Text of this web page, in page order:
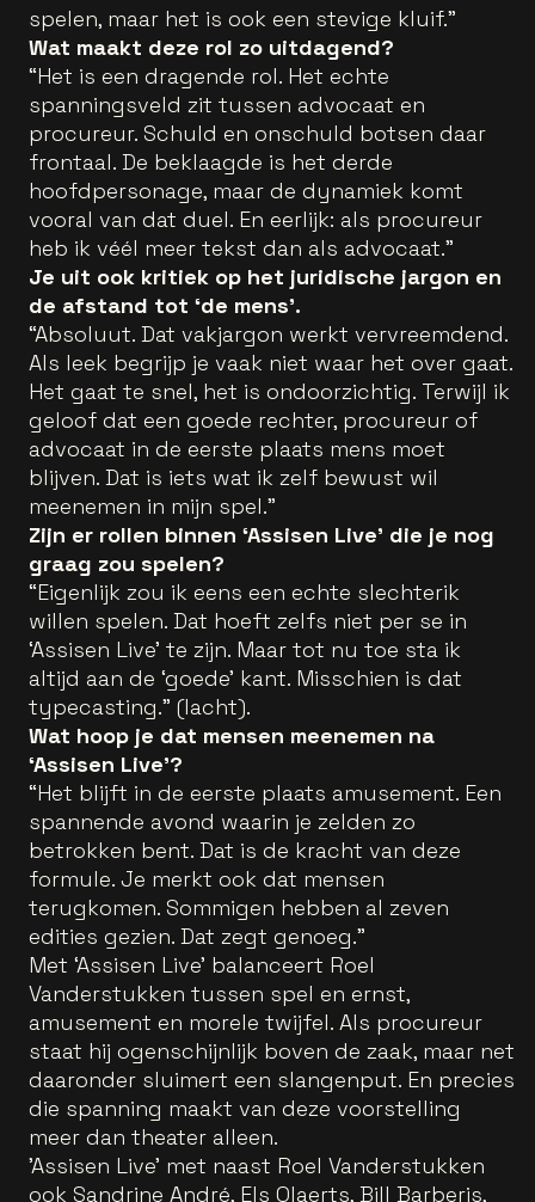
spelen, maar het is ook een stevige kluif.”
Wat maakt deze rol zo uitdagend?
“Het is een dragende rol. Het echte
spanningsveld zit tussen advocaat en
procureur. Schuld en onschuld botsen daar
frontaal. De beklaagde is het derde
hoofdpersonage, maar de dynamiek komt
vooral van dat duel. En eerlijk: als procureur
heb ik véél meer tekst dan als advocaat.”
Je uit ook kritiek op het juridische jargon en
de afstand tot ‘de mens’.
“Absoluut. Dat vakjargon werkt vervreemdend.
Als leek begrijp je vaak niet waar het over gaat.
Het gaat te snel, het is ondoorzichtig. Terwijl ik
geloof dat een goede rechter, procureur of
advocaat in de eerste plaats mens moet
blijven. Dat is iets wat ik zelf bewust wil
meenemen in mijn spel.”
Zijn er rollen binnen ‘Assisen Live’ die je nog
graag zou spelen?
“Eigenlijk zou ik eens een echte slechterik
willen spelen. Dat hoeft zelfs niet per se in
‘Assisen Live’ te zijn. Maar tot nu toe sta ik
altijd aan de ‘goede’ kant. Misschien is dat
typecasting.” (lacht).
Wat hoop je dat mensen meenemen na
‘Assisen Live’?
“Het blijft in de eerste plaats amusement. Een
spannende avond waarin je zelden zo
betrokken bent. Dat is de kracht van deze
formule. Je merkt ook dat mensen
terugkomen. Sommigen hebben al zeven
edities gezien. Dat zegt genoeg.”
Met ‘Assisen Live’ balanceert Roel
Vanderstukken tussen spel en ernst,
amusement en morele twijfel. Als procureur
staat hij ogenschijnlijk boven de zaak, maar net
daaronder sluimert een slangenput. En precies
die spanning maakt van deze voorstelling
meer dan theater alleen.
'Assisen Live' met naast Roel Vanderstukken
ook Sandrine André, Els Olaerts, Bill Barberis,